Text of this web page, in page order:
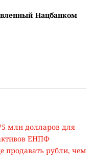
Нацбанком
млн долларов для
ЕНПФ
продавать рубли, чем